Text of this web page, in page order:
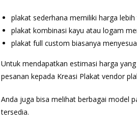
plakat sederhana memiliki harga
plakat kombinasi kayu atau logam
plakat full custom biasanya
Untuk mendapatkan estimasi harga
pesanan kepada Kreasi Plakat vendor
Anda juga bisa melihat berbagai model
tersedia.